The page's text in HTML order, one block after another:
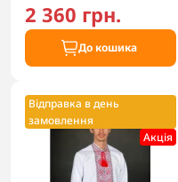
2 360 грн.
До кошика
Відправка в день
замовлення
Акцiя